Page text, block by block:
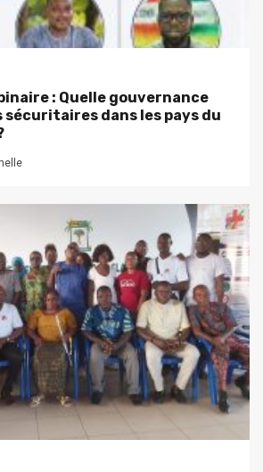
: Quelle gouvernance
sécuritaires dans les pays du